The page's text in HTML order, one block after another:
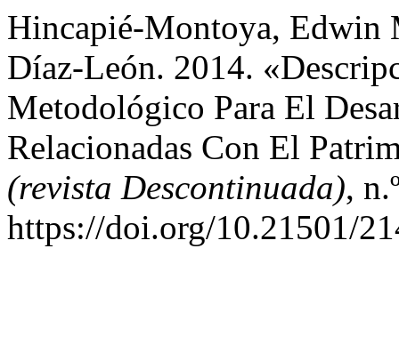
Hincapié-Montoya, Edwin
Díaz-León. 2014.
Metodológico Para El
Relacionadas Con El
(revista Descontinuada),
https://doi.org/10.21501/